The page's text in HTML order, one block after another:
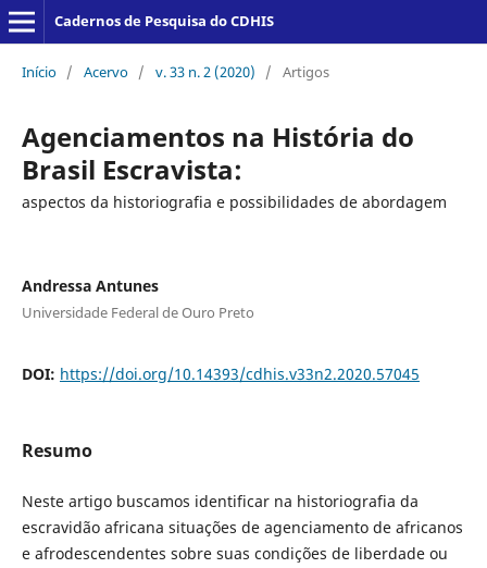
Cadernos de Pesquisa do CDHIS
Início / Acervo / v. 33 n. 2 (2020) / Artigos
Agenciamentos na História do
Brasil Escravista:
aspectos da historiografia e possibilidades de abordagem
Andressa Antunes
Universidade Federal de Ouro Preto
DOI: https://doi.org/10.14393/cdhis.v33n2.2020.57045
Resumo
Neste artigo buscamos identificar na historiografia da
escravidão africana situações de agenciamento de africanos
e afrodescendentes sobre suas condições de liberdade ou